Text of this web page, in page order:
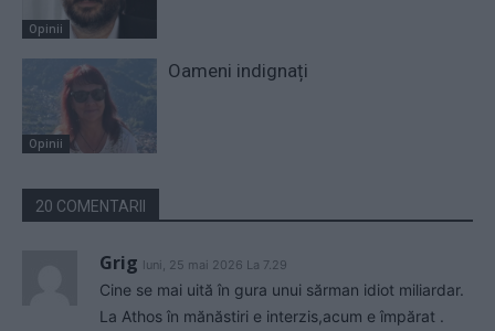
Opinii
Opinii
Oameni indignați
20 COMENTARII
Grig luni, 25 mai 2026 La 7.29
Cine se mai uită în gura unui sărman idiot miliardar.
La Athos în mănăstiri e interzis,acum e împărat .